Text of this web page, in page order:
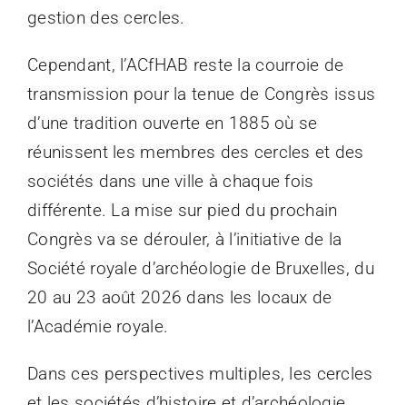
gestion des cercles.
Cependant, l’ACfHAB reste la courroie de
transmission pour la tenue de Congrès issus
d’une tradition ouverte en 1885 où se
réunissent les membres des cercles et des
sociétés dans une ville à chaque fois
différente. La mise sur pied du prochain
Congrès va se dérouler, à l’initiative de la
Société royale d’archéologie de Bruxelles, du
20 au 23 août 2026 dans les locaux de
l’Académie royale.
Dans ces perspectives multiples, les cercles